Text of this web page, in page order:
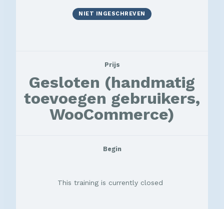
NIET INGESCHREVEN
Prijs
Gesloten (handmatig
toevoegen gebruikers,
WooCommerce)
Begin
This training is currently closed